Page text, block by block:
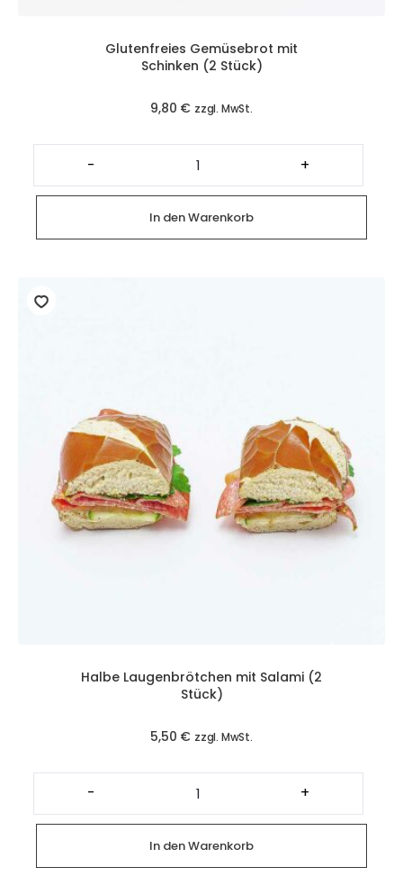
Glutenfreies Gemüsebrot mit
Schinken (2 Stück)
9,80 € zzgl. MwSt.
-
Glutenfreies
Gemüsebrot
mit
Schinken
(2
Stück)
Menge
+
In den Warenkorb
Halbe Laugenbrötchen mit Salami (2
Stück)
5,50 € zzgl. MwSt.
-
Halbe
Laugenbrötchen
mit
Salami
(2
Stück)
Menge
+
In den Warenkorb